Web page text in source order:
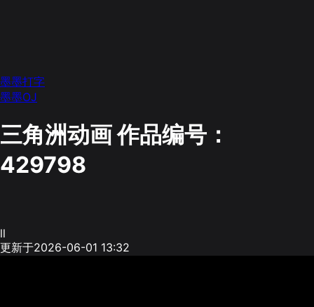
墨墨打字
墨墨OJ
三角洲动画作品编号：
429798
ll
更新于2026-06-01 13:32